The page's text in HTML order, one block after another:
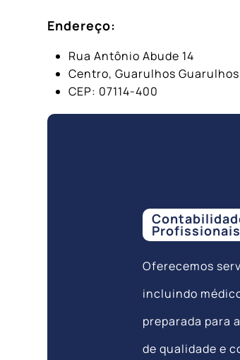
Endereço:
Rua Antônio Abude 14
Centro, Guarulhos Guarulhos
CEP: 07114-400
Oferecemos
incluindo
preparada para
de qualidade e